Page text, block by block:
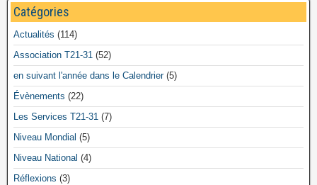
Catégories
Actualités (114)
Association T21-31 (52)
en suivant l'année dans le Calendrier(5)
Évènements (22)
Les Services T21-31 (7)
Niveau Mondial (5)
Niveau National (4)
Réflexions (3)